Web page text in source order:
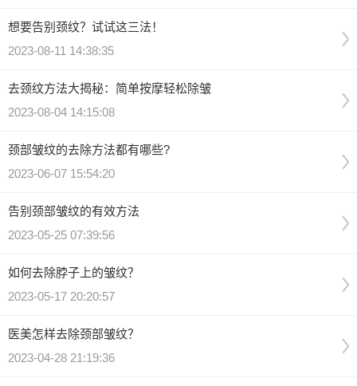
想要告别颈纹？试试这三法！
2023-08-11 14:38:35
去颈纹方法大揭秘：简单按摩轻松除皱
2023-08-04 14:15:08
颈部皱纹的去除方法都有哪些?
2023-06-07 15:54:20
告别颈部皱纹的有效方法
2023-05-25 07:39:56
如何去除脖子上的皱纹？
2023-05-17 20:20:57
医美怎样去除颈部皱纹？
2023-04-28 21:19:36